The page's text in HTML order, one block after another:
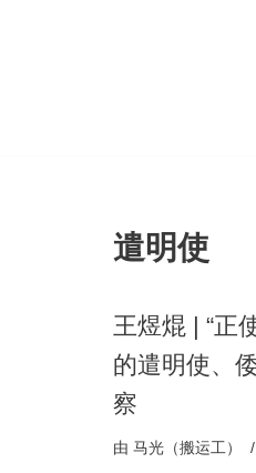
遣明使
王煜焜 | “正
的遣明使、
察
由 马光（搬运工）